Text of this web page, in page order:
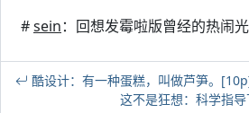
#sein：回想发霉啦版曾经的热闹
酷设计：有一种蛋糕，叫做芦笋。
这不是狂想：科学指